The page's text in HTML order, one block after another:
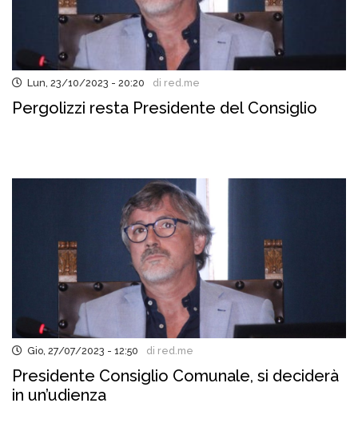
Lun, 23/10/2023 - 20:20 di red.me
Pergolizzi resta Presidente del Consiglio
Gio, 27/07/2023 - 12:50 di red.me
Presidente Consiglio Comunale, si deciderà
in un’udienza